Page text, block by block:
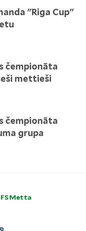
"Riga Cup"
čempionāta
mettieši
čempionāta
grupa
FS Metta